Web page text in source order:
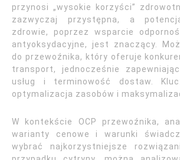
przynosi „wysokie korzyści”
zazwyczaj przystępna, a
zdrowie, poprzez wsparcie
antyoksydacyjne, jest znaczący.
do przewoźnika, który oferuje
transport, jednocześnie
usług i terminowość dostaw.
optymalizacja zasobów i
W kontekście OCP przewoźnika,
warianty cenowe i warunki
wybrać najkorzystniejsze